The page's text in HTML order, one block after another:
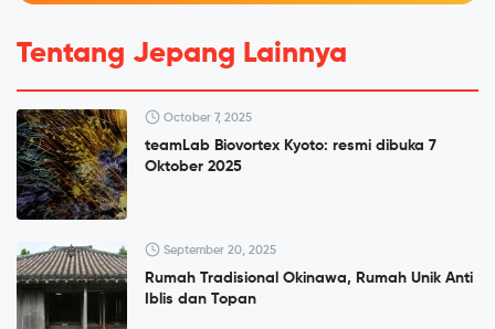
Tentang Jepang Lainnya
October 7, 2025
teamLab Biovortex Kyoto: resmi dibuka 7
Oktober 2025
September 20, 2025
Rumah Tradisional Okinawa, Rumah Unik Anti
Iblis dan Topan